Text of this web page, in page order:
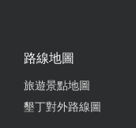
路線地圖
旅遊景點地圖
墾丁對外路線圖